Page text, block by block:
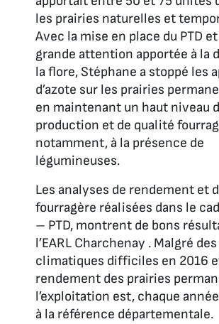
les prairies naturelles et
Avec la mise en place du PTD
grande attention apportée à la
la flore, Stéphane a stoppé les
d’azote sur les prairies
en maintenant un haut niveau
production et de qualité
notamment, à la présence de
légumineuses.
Les analyses de rendement et
fourragère réalisées dans le
– PTD, montrent de bons
l’EARL Charchenay . Malgré
climatiques difficiles en 2016
rendement des prairies
l’exploitation est, chaque
à la référence départementale.